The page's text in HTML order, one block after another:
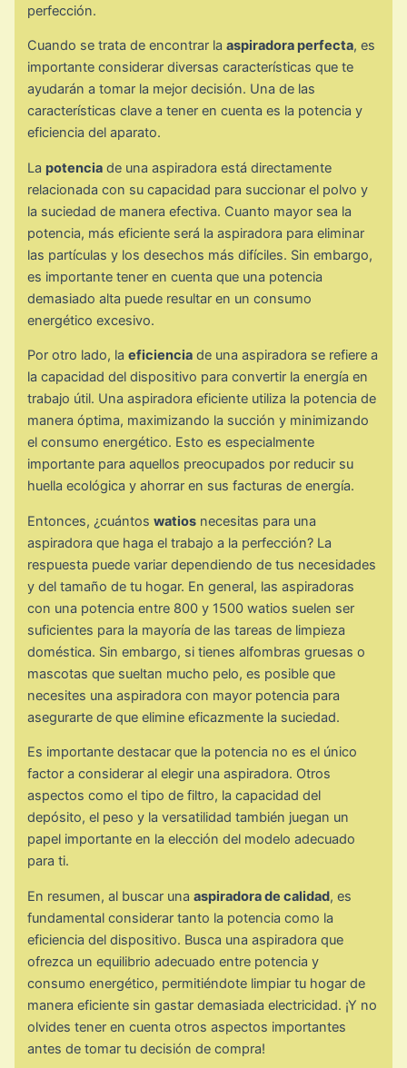
perfección.
Cuando se trata de encontrar laaspiradora perfecta, es
importante considerar diversas características que te
ayudarán a tomar la mejor decisión. Una de las
características clave a tener en cuenta es la potencia y
eficiencia del aparato.
La potencia de una aspiradora está directamente
relacionada con su capacidad para succionar el polvo y
la suciedad de manera efectiva. Cuanto mayor sea la
potencia, más eficiente será la aspiradora para eliminar
las partículas y los desechos más difíciles. Sin embargo,
es importante tener en cuenta que una potencia
demasiado alta puede resultar en un consumo
energético excesivo.
Por otro lado, laeficiencia de una aspiradora se refiere a
la capacidad del dispositivo para convertir la energía en
trabajo útil. Una aspiradora eficiente utiliza la potencia de
manera óptima, maximizando la succión y minimizando
el consumo energético. Esto es especialmente
importante para aquellos preocupados por reducir su
huella ecológica y ahorrar en sus facturas de energía.
Entonces, ¿cuántoswatios necesitas para una
aspiradora que haga el trabajo a la perfección? La
respuesta puede variar dependiendo de tus necesidades
y del tamaño de tu hogar. En general, las aspiradoras
con una potencia entre 800 y 1500 watios suelen ser
suficientes para la mayoría de las tareas de limpieza
doméstica. Sin embargo, si tienes alfombras gruesas o
mascotas que sueltan mucho pelo, es posible que
necesites una aspiradora con mayor potencia para
asegurarte de que elimine eficazmente la suciedad.
Es importante destacar que la potencia no es el único
factor a considerar al elegir una aspiradora. Otros
aspectos como el tipo de filtro, la capacidad del
depósito, el peso y la versatilidad también juegan un
papel importante en la elección del modelo adecuado
para ti.
En resumen, al buscar unaaspiradora de calidad, es
fundamental considerar tanto la potencia como la
eficiencia del dispositivo. Busca una aspiradora que
ofrezca un equilibrio adecuado entre potencia y
consumo energético, permitiéndote limpiar tu hogar de
manera eficiente sin gastar demasiada electricidad. ¡Y no
olvides tener en cuenta otros aspectos importantes
antes de tomar tu decisión de compra!